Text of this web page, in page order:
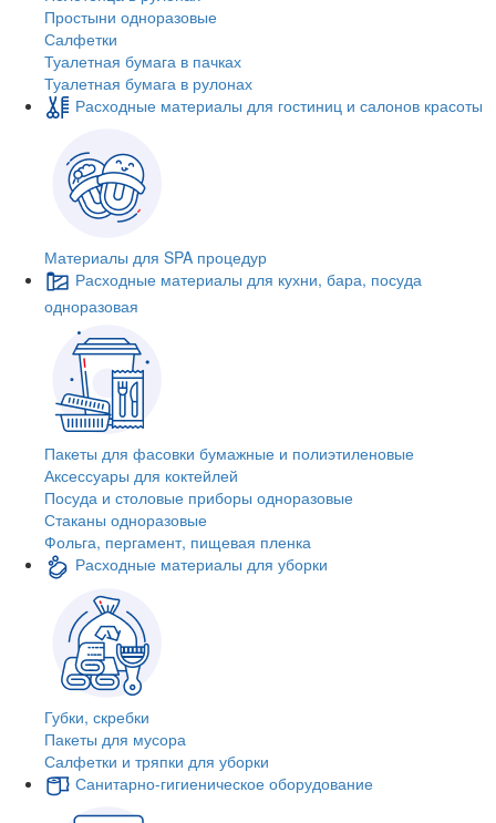
Простыни одноразовые
Салфетки
Туалетная бумага в пачках
Туалетная бумага в рулонах
Расходные материалы для гостиниц и салонов красоты
Материалы для SPA процедур
Расходные материалы для кухни, бара, посуда
одноразовая
Пакеты для фасовки бумажные и полиэтиленовые
Аксессуары для коктейлей
Посуда и столовые приборы одноразовые
Стаканы одноразовые
Фольга, пергамент, пищевая пленка
Расходные материалы для уборки
Губки, скребки
Пакеты для мусора
Салфетки и тряпки для уборки
Санитарно-гигиеническое оборудование